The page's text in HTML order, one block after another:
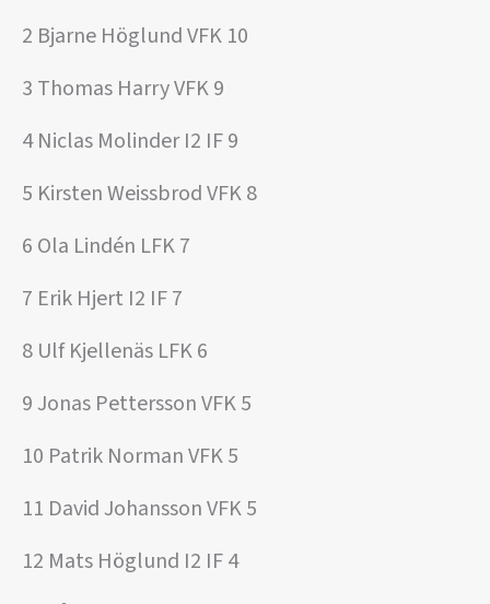
2 Bjarne Höglund VFK 10
3 Thomas Harry VFK 9
4 Niclas Molinder I2 IF 9
5 Kirsten Weissbrod VFK 8
6 Ola Lindén LFK 7
7 Erik Hjert I2 IF 7
8 Ulf Kjellenäs LFK 6
9 Jonas Pettersson VFK 5
10 Patrik Norman VFK 5
11 David Johansson VFK 5
12 Mats Höglund I2 IF 4